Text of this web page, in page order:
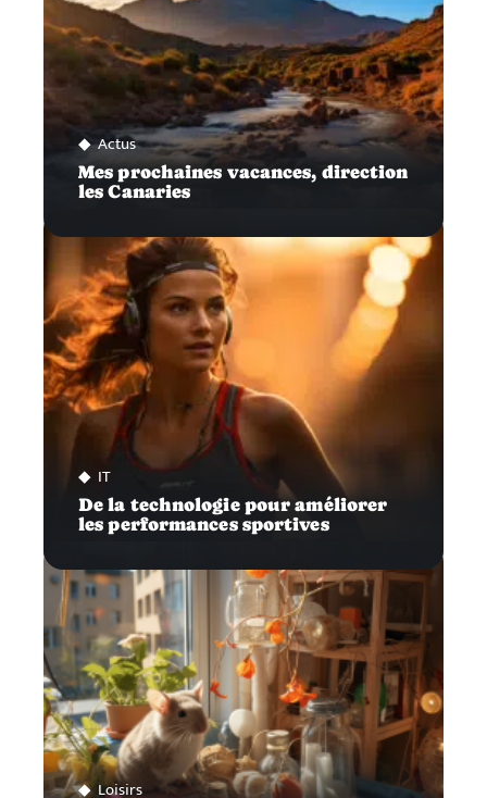
Actus
Mes prochaines vacances, direction
les Canaries
IT
De la technologie pour améliorer
les performances sportives
Loisirs